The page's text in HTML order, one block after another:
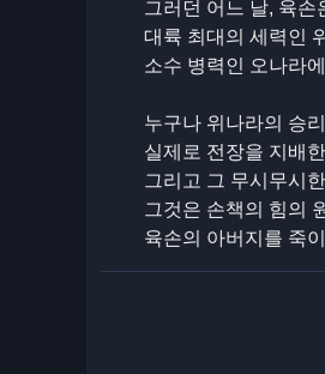
그러던 어느 날, 육
대륙 최대의 세력인
소수 병력인 오나라
누구나 위나라의 승
실제로 전장을 지배
그리고 그 무시무시
그것은 손책의 힘의
육손의 아버지를 죽